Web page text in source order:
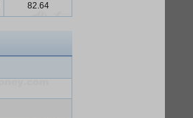
82.64